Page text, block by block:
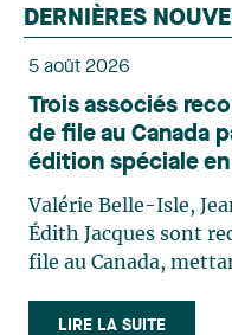
DERNIÈRES
5 août 2026
Trois associés
de file au Canada
édition spéciale
Valérie Belle-Isle,
Édith Jacques sont
file au Canada,
le domaine du droit
LIRE LA SUITE